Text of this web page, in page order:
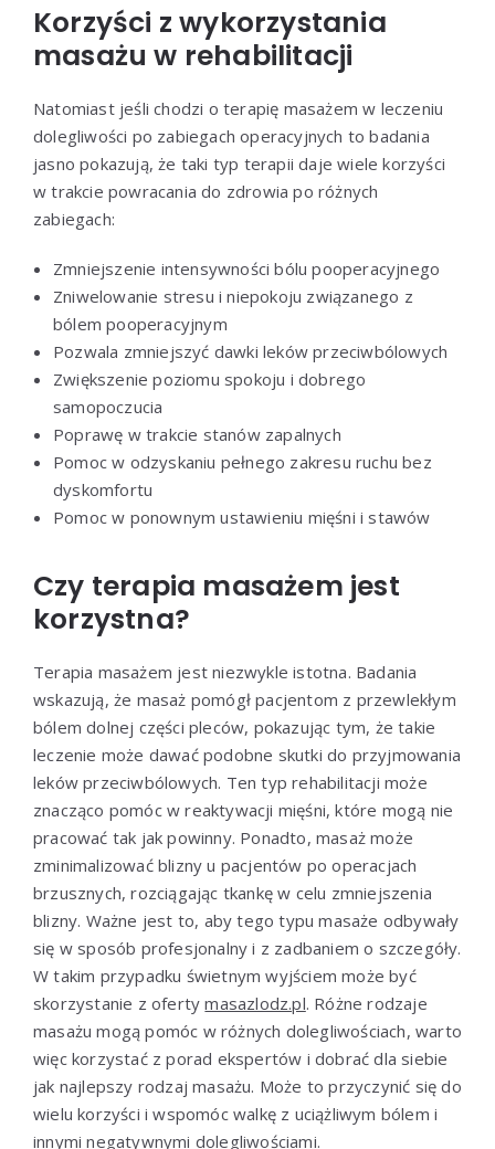
Korzyści z wykorzystania
masażu w rehabilitacji
Natomiast jeśli chodzi o terapię masażem w leczeniu
dolegliwości po zabiegach operacyjnych to badania
jasno pokazują, że taki typ terapii daje wiele korzyści
w trakcie powracania do zdrowia po różnych
zabiegach:
Zmniejszenie intensywności bólu pooperacyjnego
Zniwelowanie stresu i niepokoju związanego z
bólem pooperacyjnym
Pozwala zmniejszyć dawki leków przeciwbólowych
Zwiększenie poziomu spokoju i dobrego
samopoczucia
Poprawę w trakcie stanów zapalnych
Pomoc w odzyskaniu pełnego zakresu ruchu bez
dyskomfortu
Pomoc w ponownym ustawieniu mięśni i stawów
Czy terapia masażem jest
korzystna?
Terapia masażem jest niezwykle istotna. Badania
wskazują, że masaż pomógł pacjentom z przewlekłym
bólem dolnej części pleców, pokazując tym, że takie
leczenie może dawać podobne skutki do przyjmowania
leków przeciwbólowych. Ten typ rehabilitacji może
znacząco pomóc w reaktywacji mięśni, które mogą nie
pracować tak jak powinny. Ponadto, masaż może
zminimalizować blizny u pacjentów po operacjach
brzusznych, rozciągając tkankę w celu zmniejszenia
blizny. Ważne jest to, aby tego typu masaże odbywały
się w sposób profesjonalny i z zadbaniem o szczegóły.
W takim przypadku świetnym wyjściem może być
skorzystanie z ofertymasazlodz.pl. Różne rodzaje
masażu mogą pomóc w różnych dolegliwościach, warto
więc korzystać z porad ekspertów i dobrać dla siebie
jak najlepszy rodzaj masażu. Może to przyczynić się do
wielu korzyści i wspomóc walkę z uciążliwym bólem i
innymi negatywnymi dolegliwościami.